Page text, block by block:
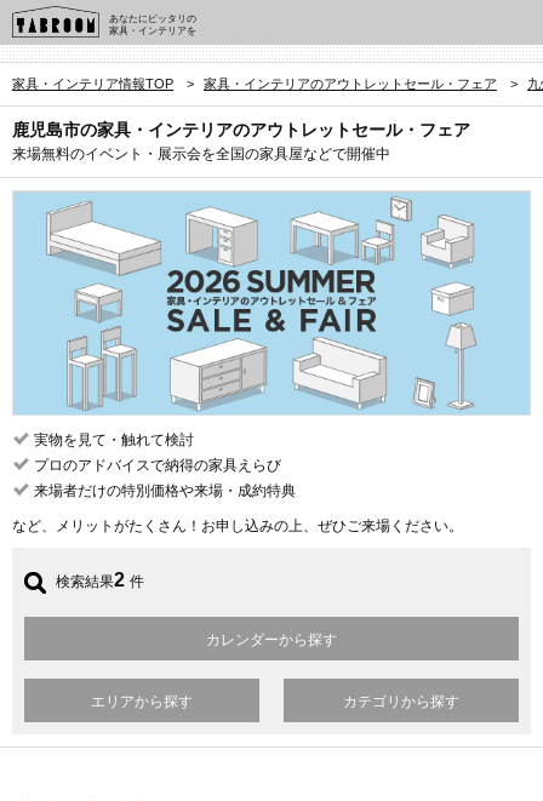
あなたにピッタリの
家具・インテリアを
家具・インテリア情報TOP > 家具・インテリアのアウトレットセール・フェア >
鹿児島市の家具・インテリアのアウトレットセール・フェア
来場無料のイベント・展示会を全国の家具屋などで開催中
実物を見て・触れて検討
プロのアドバイスで納得の家具えらび
来場者だけの特別価格や来場・成約特典
など、メリットがたくさん！お申し込みの上、ぜひご来場ください。
検索結果2 件
カレンダーから探す
エリアから探す カテゴリから探す